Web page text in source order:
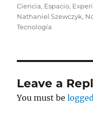
on
Ciencia, Espacio,
Nathaniel Szewczyk,
Tecnología
Leave a
You must be